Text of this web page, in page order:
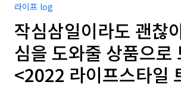
라이프 log
작심삼일이라도 괜찮
심을 도와줄 상품으로
<2022 라이프스타일